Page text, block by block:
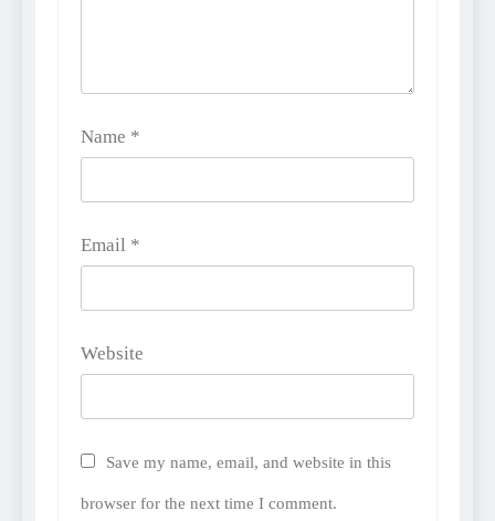
Name *
Email *
Website
Save my name, email, and website in this
browser for the next time I comment.